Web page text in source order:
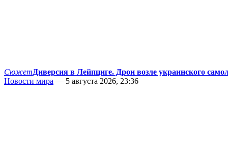
СюжетДиверсия в Лейпциге. Дрон возле украинского
Новости мира — 5 августа 2026, 23:36